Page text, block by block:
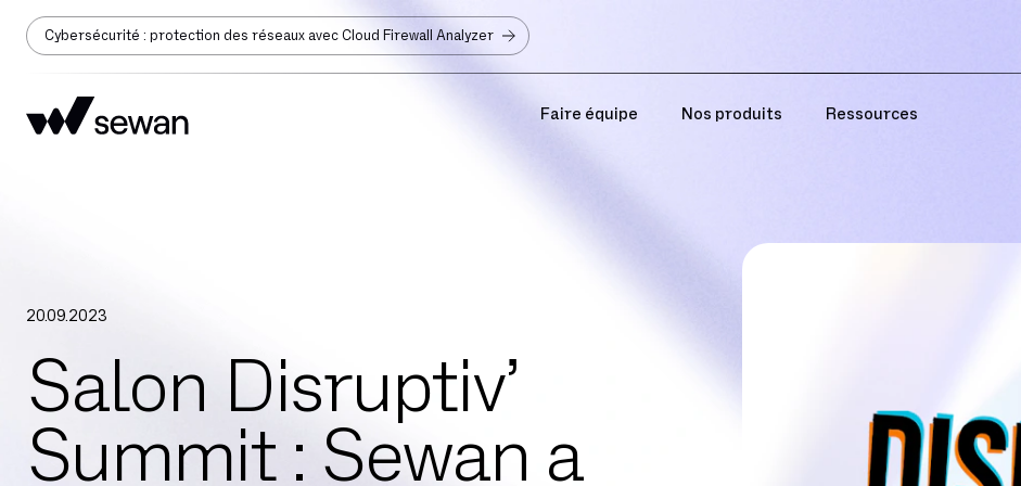
Cybersécurité : protection des réseaux avec Cloud Firewall Analyzer
Faire équipe Nos produits Ressources
20.09.2023
Salon Disruptiv’
Summit : Sewan a